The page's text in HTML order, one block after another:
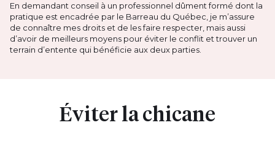
En demandant conseil à un professionnel dûment formé dont la
pratique est encadrée par le Barreau du Québec, je m’assure
de connaître mes droits et de les faire respecter, mais aussi
d’avoir de meilleurs moyens pour éviter le conflit et trouver un
terrain d’entente qui bénéficie aux deux parties.
Éviter la chicane